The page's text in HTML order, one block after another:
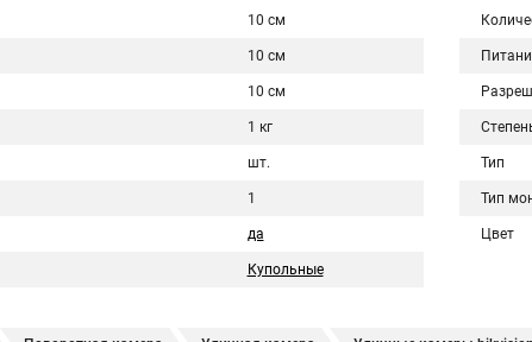
10 см
10 см
10 см
1 кг
шт.
1
да
Купольные
Тип
Тип
Цвет